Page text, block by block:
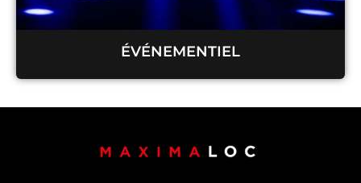
ÉVÉNEMENTIEL